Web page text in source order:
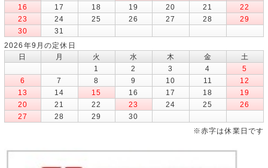
16
17 18 19 20 21
22
23
24 25 26 27 28
29
30
31
2026年9月の定休日
日
月 火 水 木 金
土
1
2 3 4
5
6
7 8 9 10 11
12
13
14 15 16 17 18
19
20
21 22 23 24 25
26
27
28 29
30
※赤字は休業日です